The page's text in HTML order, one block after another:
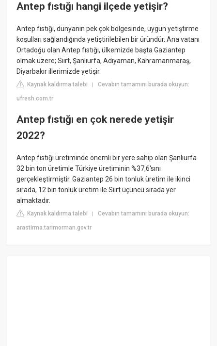
Antep fıstığı hangi ilçede yetişir?
Antep fıstığı, dünyanın pek çok bölgesinde, uygun yetiştirme
koşulları sağlandığında yetiştirilebilen bir üründür. Ana vatanı
Ortadoğu olan Antep fıstığı, ülkemizde başta Gaziantep
olmak üzere; Siirt, Şanlıurfa, Adıyaman, Kahramanmaraş,
Diyarbakır illerimizde yetişir.
Kaynak kaldırma talebi |Cevabın tamamını burada okuyun:
ufresh.com.tr
Antep fıstığı en çok nerede yetişir
2022?
Antep fıstığı üretiminde önemli bir yere sahip olan Şanlıurfa
32 bin ton üretimle Türkiye üretiminin %37,6'sını
gerçekleştirmiştir. Gaziantep 26 bin tonluk üretim ile ikinci
sırada, 12 bin tonluk üretim ile Siirt üçüncü sırada yer
almaktadır.
Kaynak kaldırma talebi |Cevabın tamamını burada okuyun:
arastirma.tarimorman.gov.tr